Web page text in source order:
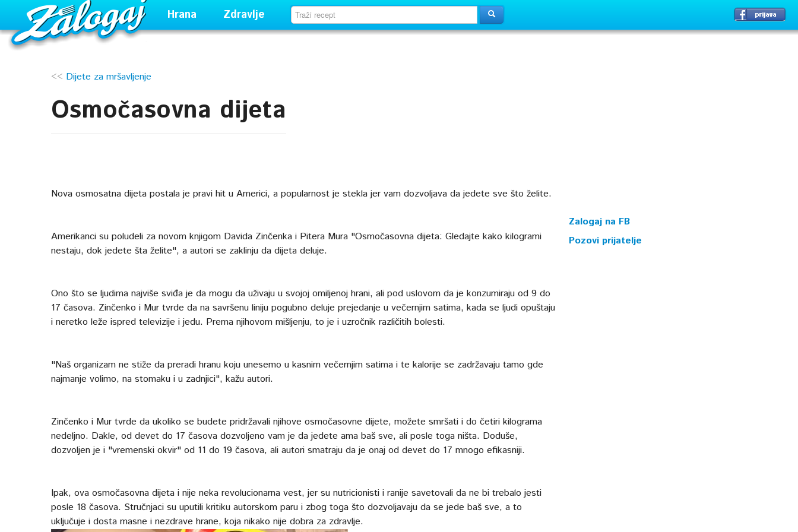
Hrana Zdravlje
<< Dijete za mršavljenje
Osmočasovna dijeta
Nova osmosatna dijeta postala je pravi hit u Americi, a popularnost je stekla jer vam dozvoljava da jedete sve što želite.
Amerikanci su poludeli za novom knjigom Davida Zinčenka i Pitera Mura "Osmočasovna dijeta: Gledajte kako kilogrami
nestaju, dok jedete šta želite", a autori se zaklinju da dijeta deluje.
Ono što se ljudima najviše sviđa je da mogu da uživaju u svojoj omiljenoj hrani, ali pod uslovom da je konzumiraju od 9 do
17 časova. Zinčenko i Mur tvrde da na savršenu liniju pogubno deluje prejedanje u večernjim satima, kada se ljudi opuštaju
i neretko leže ispred televizije i jedu. Prema njihovom mišljenju, to je i uzročnik različitih bolesti.
"Naš organizam ne stiže da preradi hranu koju unesemo u kasnim večernjim satima i te kalorije se zadržavaju tamo gde
najmanje volimo, na stomaku i u zadnjici", kažu autori.
Zinčenko i Mur tvrde da ukoliko se budete pridržavali njihove osmočasovne dijete, možete smršati i do četiri kilograma
nedeljno. Dakle, od devet do 17 časova dozvoljeno vam je da jedete ama baš sve, ali posle toga ništa. Doduše,
dozvoljen je i "vremenski okvir" od 11 do 19 časova, ali autori smatraju da je onaj od devet do 17 mnogo efikasniji.
Ipak, ova osmočasovna dijeta i nije neka revolucionarna vest, jer su nutricionisti i ranije savetovali da ne bi trebalo jesti
posle 18 časova. Stručnjaci su uputili kritiku autorskom paru i zbog toga što dozvoljavaju da se jede baš sve, a to
uključuje i dosta masne i nezdrave hrane, koja nikako nije dobra za zdravlje.
Zalogaj na FB
Pozovi prijatelje